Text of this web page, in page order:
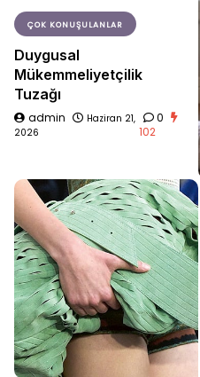
ÇOK KONUŞULANLAR
Duygusal
Mükemmeliyetçilik
Tuzağı
admin
Haziran 21,
2026
0
102